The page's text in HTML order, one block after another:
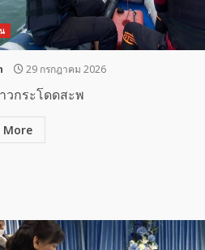
29 กรกฎาคม 2026
วกระโดดสะพ
More